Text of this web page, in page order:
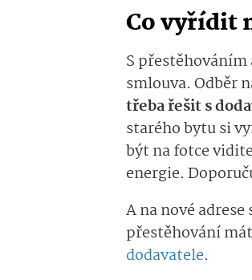
Co vyřídit
S
smlouva. Odběr
třeba řešit s
starého bytu si
být na fotce
energie.
A na nové
přestěhování
dodavatele.